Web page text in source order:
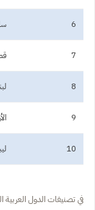
6
7
8
9
10
في تصنيفات الدول العربية